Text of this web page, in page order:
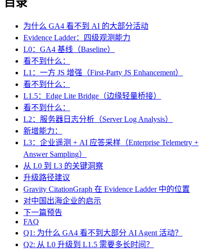
为什么 GA4 看不到 AI 的大部分活动
Evidence Ladder：四级观测能力
L0：GA4 基线（Baseline）
看不到什么：
L1：一方 JS 增强（First-Party JS Enhancement）
看不到什么：
L1.5：Edge Lite Bridge（边缘轻量桥接）
看不到什么：
L2：服务器日志分析（Server Log Analysis）
新增能力：
L3：企业遥测 + AI 应答采样（Enterprise Telemetry +
Answer Sampling）
从 L0 到 L3 的关键洞察
升级路径建议
Gravity CitationGraph 在 Evidence Ladder 中的位置
对中国出海企业的启示
下一篇预告
FAQ
Q1: 为什么 GA4 看不到大部分 AI Agent 活动？
Q2: 从 L0 升级到 L1.5 需要多长时间？